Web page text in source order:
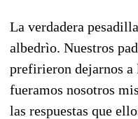
La verdadera
albedrìo. Nuestros
prefirieron dejarnos a
fueramos nosotros
las respuestas que